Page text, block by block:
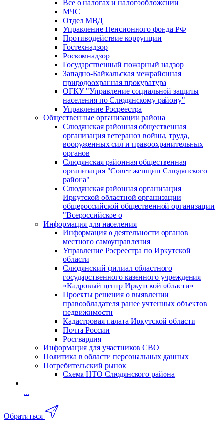
Все о налогах и налогообложении
МЧС
Отдел МВД
Управление Пенсионного фонда РФ
Противодействие коррупции
Гостехнадзор
Роскомнадзор
Государственный пожарный надзор
Западно-Байкальская межрайонная
природоохранная прокуратура
ОГКУ "Управление социальной защиты
населения по Слюдянскому району"
Управление Росреестра
Общественные организации района
Слюдянская районная общественная
организация ветеранов войны, труда,
вооруженных сил и правоохранительных
органов
Слюдянская районная общественная
организация "Совет женщин Слюдянского
района"
Слюдянская районная организация
Иркутской областной организации
общероссийской общественной организации
"Всероссийское о
Информация для населения
Информация о деятельности органов
местного самоуправления
Управление Росреестра по Иркутской
области
Слюдянский филиал областного
государственного казенного учреждения
«Кадровый центр Иркутской области»
Проекты решения о выявлении
правообладателя ранее учтенных объектов
недвижимости
Кадастровая палата Иркутской области
Почта России
Росгвардия
Информация для участников СВО
Политика в области персональных данных
Потребительский рынок
Схема НТО Слюдянского района
...
Обратиться